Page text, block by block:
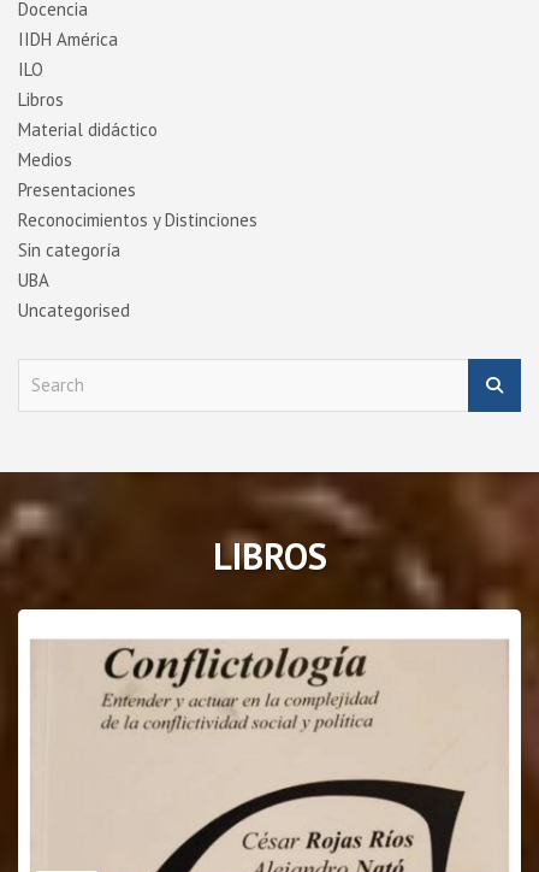
Docencia
IIDH América
ILO
Libros
Material didáctico
Medios
Presentaciones
Reconocimientos y Distinciones
Sin categoría
UBA
Uncategorised
c
h
LIBROS